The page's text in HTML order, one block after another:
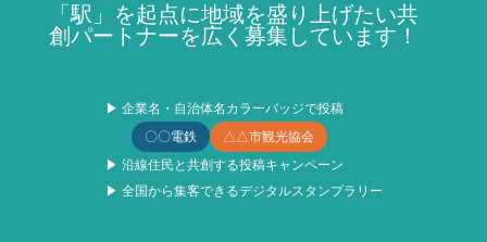
「駅」を起点に地域を盛り上げたい共
創パートナーを広く募集しています！
▶ 企業名・自治体名カラーバッジで投稿
〇〇電鉄
△△市観光協会
▶ 沿線住民と共創する投稿キャンペーン
▶ 全国から集客できるデジタルスタンプラリー